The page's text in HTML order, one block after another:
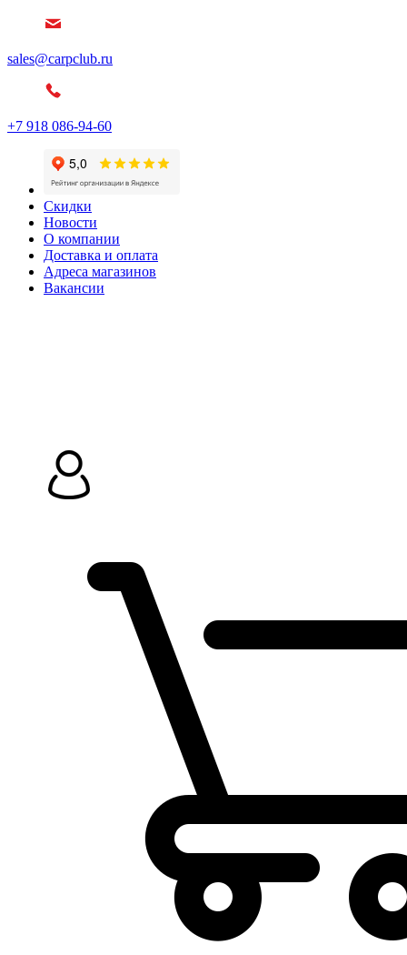
sales@carpclub.ru
+7 918 086-94-60
Скидки
Новости
О компании
Доставка и оплата
Адреса магазинов
Вакансии